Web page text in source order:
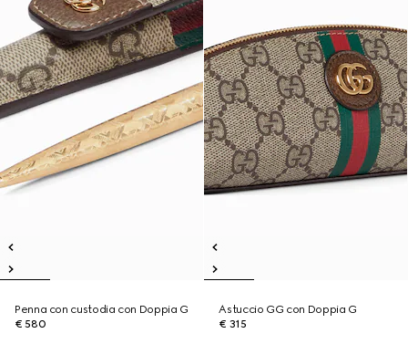
Penna con custodia con Doppia G
€ 580
Astuccio GG con Doppia G
€ 315